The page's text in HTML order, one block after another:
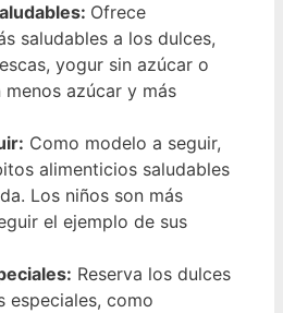
Ofrece
saludables a los dulces,
yogur sin azúcar o
azúcar y más
Como modelo a seguir,
alimenticios saludables
Los niños son más
el ejemplo de sus
Reserva los dulces
especiales, como